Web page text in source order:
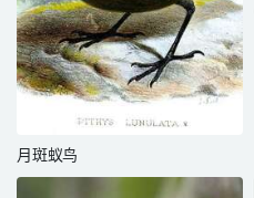
月斑蚁鸟